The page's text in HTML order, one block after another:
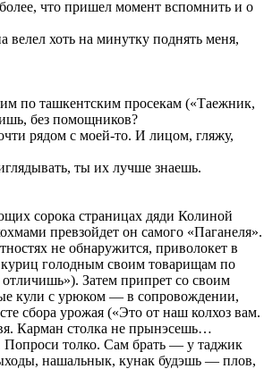
что пришел момент вспомнить и о
хоть на минутку поднять меня,
по ташкентским просекам («Таежник,
без помощников?
рядом с моей-то. И лицом, гляжу,
ты их лучше знаешь.
сорока страницах дяди Колиной
превзойдет он самого «Паганеля».
не обнаружится, приволокет в
голодным своим товарищам по
Затем припрет со своим
кули с урюком — в сопровождении,
сбора урожая («Это от наш колхоз вам.
Карман столка не прынэсешь…
толко. Сам брать — у таджик
нашальнык, кунак будэшь — плов,